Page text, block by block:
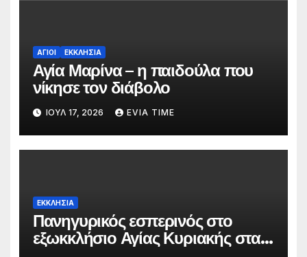
ΑΓΙΟΙ ΕΚΚΛΗΣΙΑ
Αγία Μαρίνα – η παιδούλα που
νίκησε τον διάβολο
ΙΟΎΛ 17, 2026 EVIA TIME
ΕΚΚΛΗΣΙΑ
Πανηγυρικός εσπερινός στο
εξωκκλήσιο Αγίας Κυριακής στα